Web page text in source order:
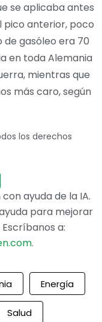
se aplicaba antes
pico anterior, poco
de gasóleo era 70
en toda Alemania
mientras que
más caro, según
los derechos
ayuda de la IA.
para mejorar
a:
.
Energía
Salud